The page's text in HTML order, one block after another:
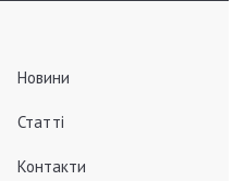
Новини
Статті
Контакти